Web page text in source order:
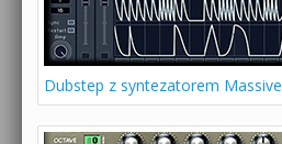
Dubstep z syntezatorem Massive